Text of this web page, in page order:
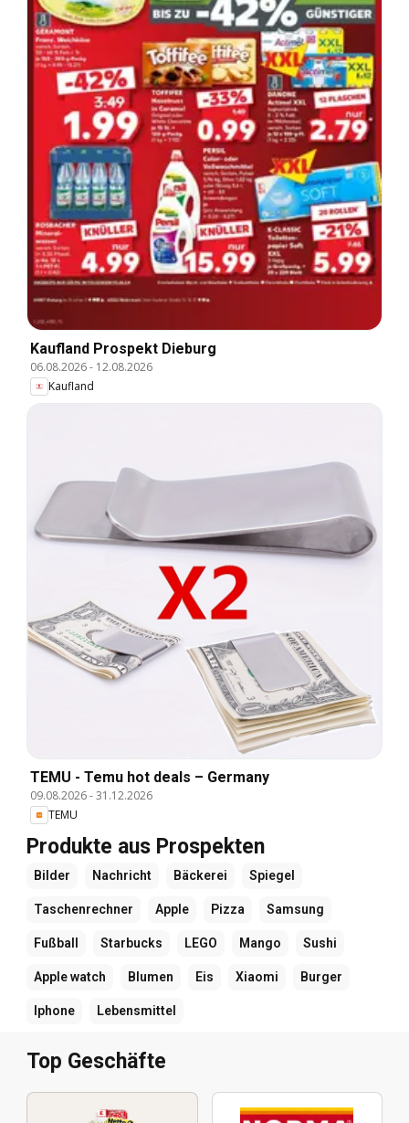
Kaufland Prospekt Dieburg
06.08.2026- 12.08.2026
Kaufland
TEMU - Temu hot deals – Germany
09.08.2026-31.12.2026
TEMU
Produkte aus Prospekten
Bilder Nachricht Bäckerei Spiegel
Taschenrechner Apple Pizza Samsung
Fußball Starbucks LEGO Mango Sushi
Apple watch Blumen Eis Xiaomi Burger
Iphone Lebensmittel
Top Geschäfte